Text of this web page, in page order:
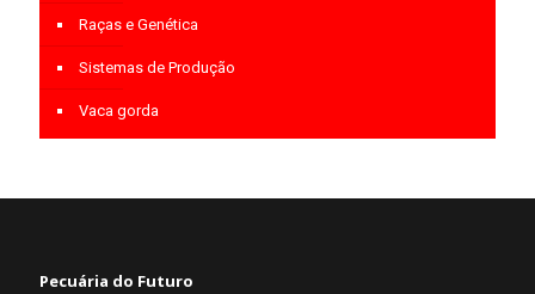
Raças e Genética
Sistemas de Produção
Vaca gorda
Pecuária do Futuro